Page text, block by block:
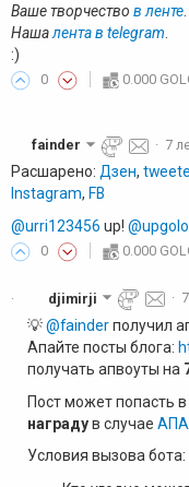
Ваше творчество в ленте
Нашалента в telegram
:)
0 0.000
fainder · 7
Расшарено: Дзен,
Instagram, FB
@urri123456 up!
0 0.000
· djimirji ·
💡@fainderполучил
Апайте посты блога:
получать апвоуты на
Пост может попасть в
наградув случае АПА
Условия вызова бота: